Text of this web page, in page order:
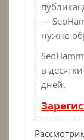
—
нужно
в
дней.